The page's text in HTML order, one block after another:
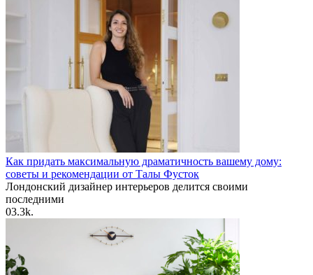
Как придать максимальную драматичность вашему дому:
советы и рекомендации от Талы Фусток
Лондонский дизайнер интерьеров делится своими
последними
03.3k.